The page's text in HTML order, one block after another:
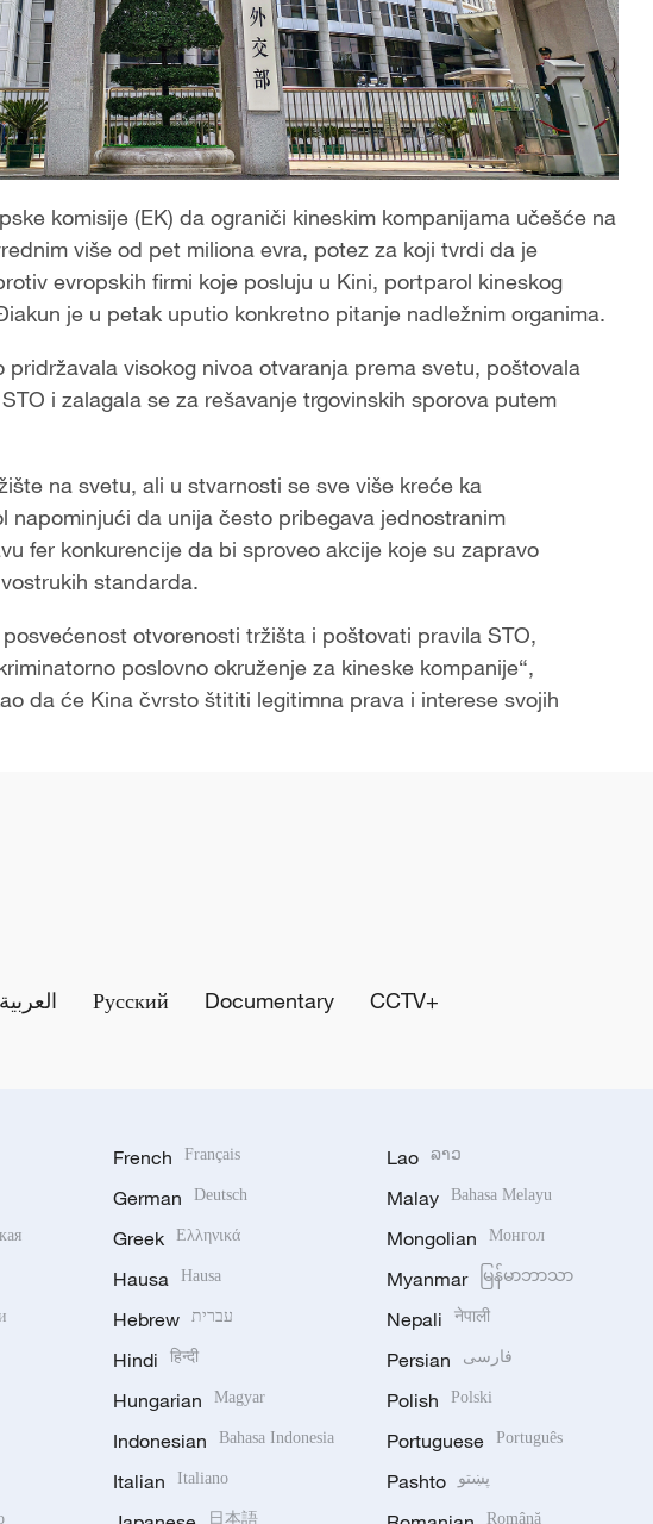
komisije (EK) da ograniči kineskim kompanijama učešće na
više od pet miliona evra, potez za koji tvrdi da je
evropskih firmi koje posluju u Kini, portparol kineskog
je u petak uputio konkretno pitanje nadležnim organima.
visokog nivoa otvaranja prema svetu, poštovala
i zalagala se za rešavanje trgovinskih sporova putem
na svetu, ali u stvarnosti se sve više kreće ka
napominjući da unija često pribegava jednostranim
fer konkurencije da bi sproveo akcije koje su zapravo
standarda.
otvorenosti tržišta i poštovati pravila STO,
poslovno okruženje za kineske kompanije“,
da će Kina čvrsto štititi legitimna prava i interese svojih
العربية Русский Documentary CCTV+
French Français
German Deutsch
Greek Ελληνικά
Hausa Hausa
Hebrew עברית
Hindi हिन्दी
Hungarian Magyar
Indonesian Bahasa Indonesia
Italian Italiano
日本語
Lao ລາວ
Malay Bahasa Melayu
Mongolian Монгол
Myanmar မြန်မာဘာသာ
Nepali नेपाली
Persian فارسی
Polish Polski
Portuguese Português
Pashto پښتو
Română